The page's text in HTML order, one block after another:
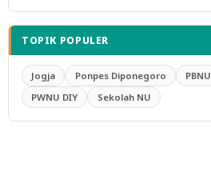
TOPIK POPULER
Jogja Ponpes Diponegoro
PBNU
PWNU DIY
Sekolah NU